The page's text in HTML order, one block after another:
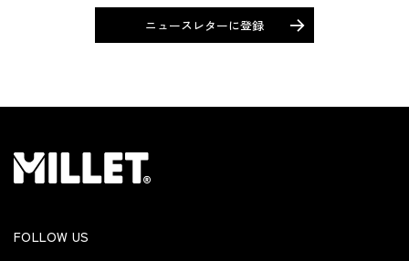
ニュースレターに登録
FOLLOW US